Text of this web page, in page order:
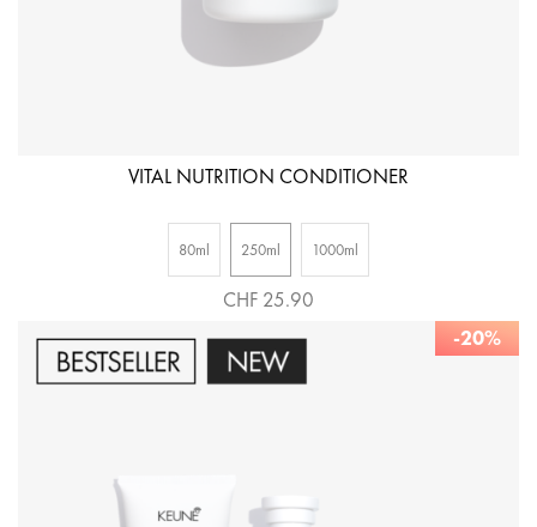
VITAL NUTRITION CONDITIONER
80ml 250ml 1000ml
CHF 25.90
-20%